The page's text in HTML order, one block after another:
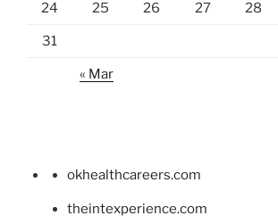
24 25 26 27 28
31
« Mar
okhealthcareers.com
theintexperience.com